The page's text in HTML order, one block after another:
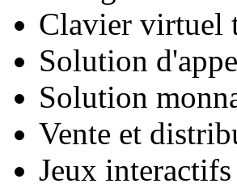
Clavier virtuel
Solution
Solution
Vente et
Jeux interactifs